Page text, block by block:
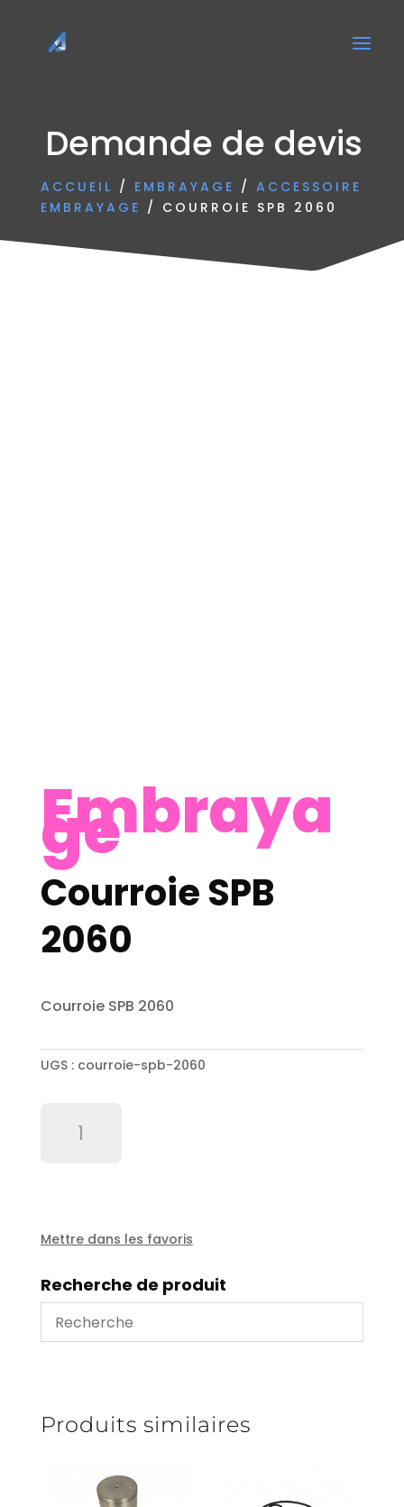
Demande de devis
ACCUEIL / EMBRAYAGE / ACCESSOIRE
EMBRAYAGE / COURROIE SPB 2060
Embraya
ge
Courroie SPB
2060
Courroie SPB 2060
UGS : courroie-spb-2060
Mettre dans les favoris
Recherche de produit
Produits similaires